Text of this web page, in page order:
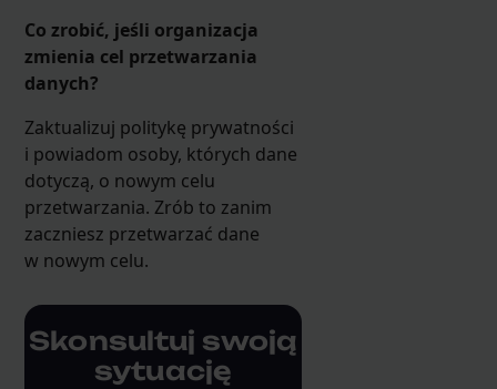
Co zrobić, jeśli organizacja
zmienia cel przetwarzania
danych?
Zaktualizuj politykę prywatności
i powiadom osoby, których dane
dotyczą, o nowym celu
przetwarzania. Zrób to zanim
zaczniesz przetwarzać dane
w nowym celu.
Skonsultuj swoją
sytuację